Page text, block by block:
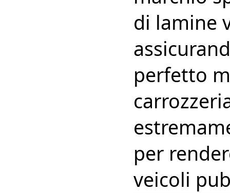
di lamine
perfetto
per
veicoli